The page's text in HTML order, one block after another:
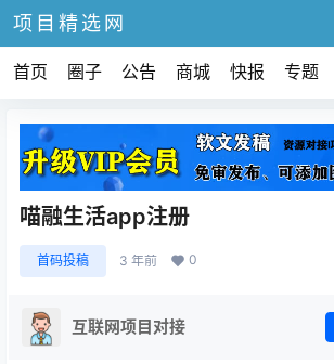
项目精选网
首页 圈子 公告 商城 快报 专题
喵融生活app注册
首码投稿 3 年前 0
互联网项目对接